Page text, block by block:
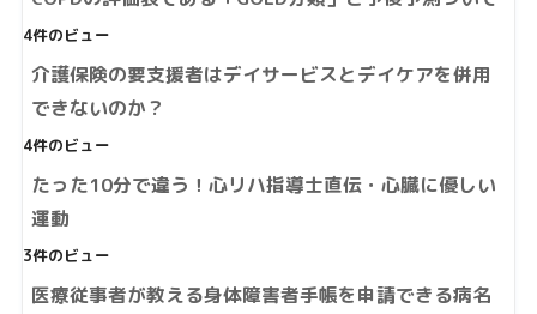
4件のビュー
介護保険の要支援者はデイサービスとデイケアを併用
できないのか？
4件のビュー
たった10分で違う！心リハ指導士直伝・心臓に優しい
運動
3件のビュー
医療従事者が教える身体障害者手帳を申請できる病名